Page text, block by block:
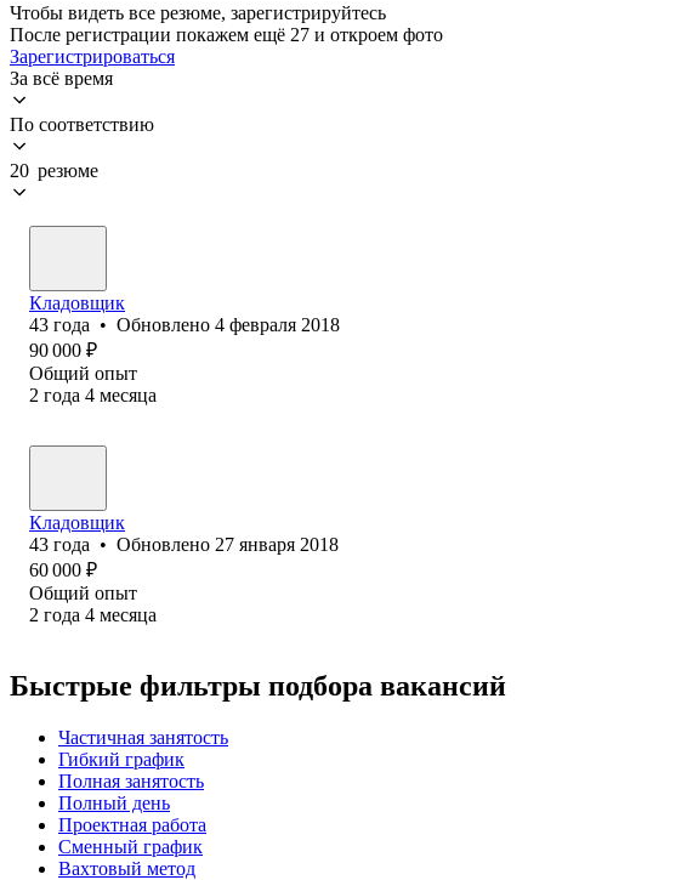
Чтобы видеть все резюме, зарегистрируйтесь
После регистрации покажем ещё 27 и откроем фото
Зарегистрироваться
За всё время
По соответствию
20 резюме
Кладовщик
43 года • Обновлено 4 февраля 2018
90 000 ₽
Общий опыт
2 года 4 месяца
Кладовщик
43 года • Обновлено 27 января 2018
60 000 ₽
Общий опыт
2 года 4 месяца
Быстрые фильтры подбора вакансий
Частичная занятость
Гибкий график
Полная занятость
Полный день
Проектная работа
Сменный график
Вахтовый метод